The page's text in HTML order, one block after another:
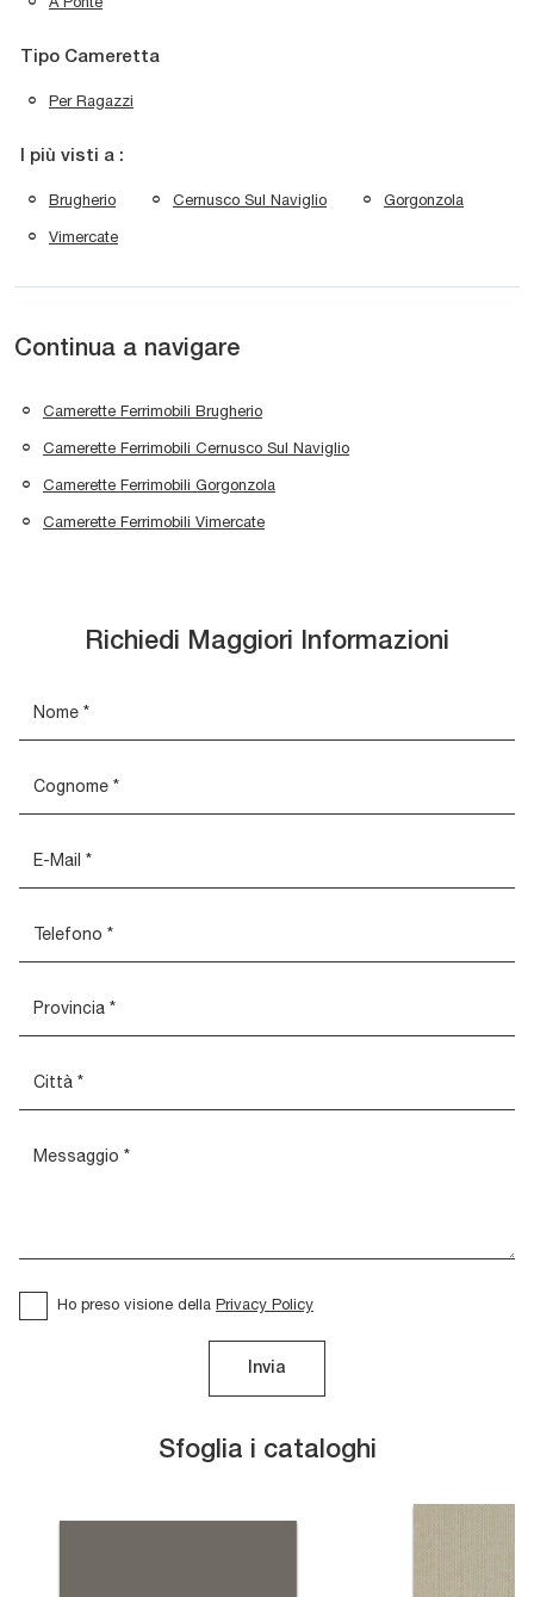
Tipo Cameretta
Per Ragazzi
I più visti a :
Brugherio Cernusco Sul Naviglio Gorgonzola
Vimercate
Continua a navigare
Camerette Ferrimobili Brugherio
Camerette Ferrimobili Cernusco Sul Naviglio
Camerette Ferrimobili Gorgonzola
Camerette Ferrimobili Vimercate
Sfoglia i cataloghi
Richiedi Maggiori Informazioni
Ho preso visione della Privacy Policy
Invia